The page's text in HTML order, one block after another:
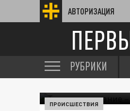
АВТОРИЗАЦИЯ
РУБРИКИ
ПРОИСШЕСТВИЯ